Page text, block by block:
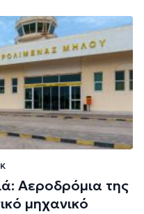
Αεροδρόμια της
μηχανικό